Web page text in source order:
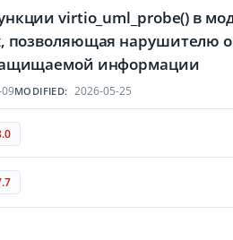
virtio_uml_probe() в
позволяющая нарушителю
информации
MODIFIED: 2026-05-25